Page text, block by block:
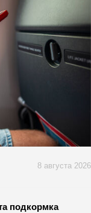
8 августа 2026
подкормка